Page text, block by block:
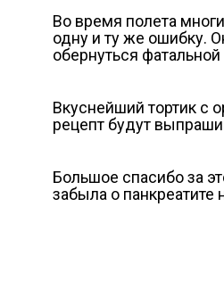
Во время полета
одну и ту же ошибку.
обернуться
Вкуснейший тортик с
рецепт будут
Большое спасибо за
забыла о панкреатите